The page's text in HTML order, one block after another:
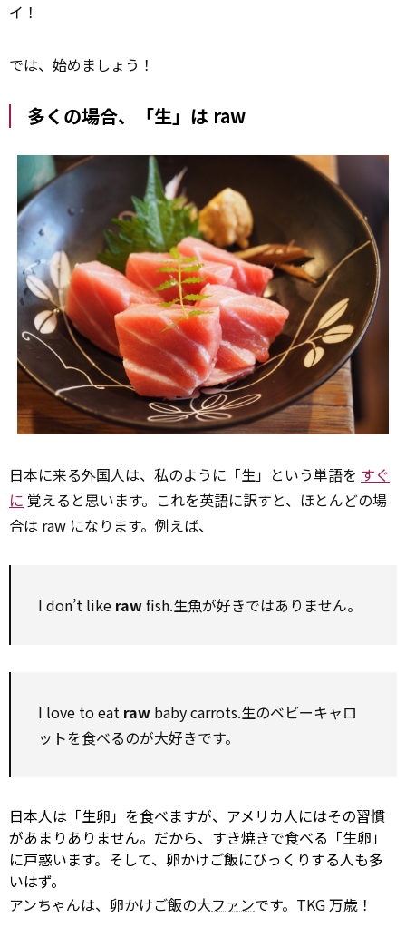
イ！
では、始めましょう！
多くの場合、「生」は raw
日本に来る外国人は、私のように「生」という単語を すぐ
に 覚えると思います。これを英語に訳すと、ほとんどの場
合は raw になります。例えば、
I don’t like rawfish.生魚が好きではありません。
I love toeat raw baby carrots.生のベビーキャロ
ットを食べるのが大好きです。
日本人は「生卵」を食べますが、アメリカ人にはその習慣
があまりありません。だから、すき焼きで食べる「生卵」
に戸惑います。そして、卵かけご飯にびっくりする人も多
いはず。
アンちゃんは、卵かけご飯の大ファンです。TKG 万歳！